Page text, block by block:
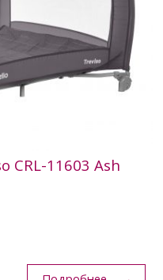
CRL-11603 Ash